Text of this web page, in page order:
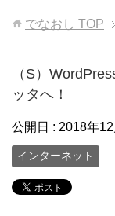
でなおし TOP
（S）
ッタへ！
公開日 : 2018年12
インターネット